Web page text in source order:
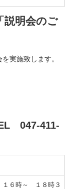
説明会のご
実施致します。
047-411-
６時～ １８時３